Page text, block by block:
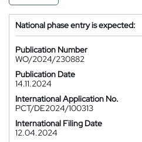
National phase entry is expected:
Publication Number
WO/2024/230882
Publication Date
14.11.2024
International Application No.
PCT/DE2024/100313
International Filing Date
12.04.2024